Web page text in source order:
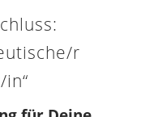
r